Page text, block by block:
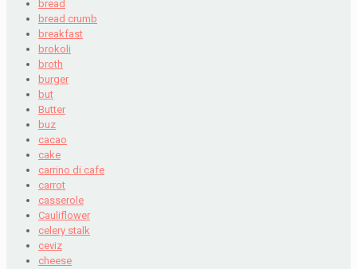
bread
bread crumb
breakfast
brokoli
broth
burger
but
Butter
buz
cacao
cake
carrino di cafe
carrot
casserole
Cauliflower
celery stalk
ceviz
cheese